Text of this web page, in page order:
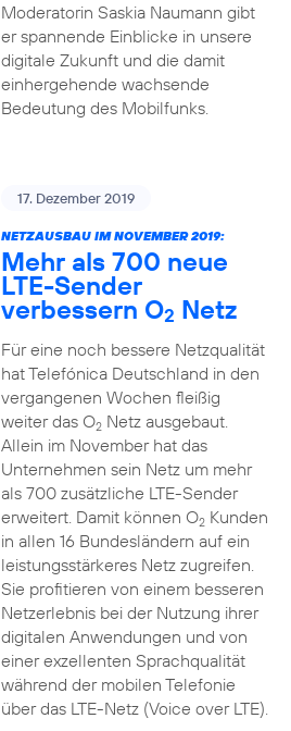
Moderatorin Saskia Naumann gibt
er spannende Einblicke in unsere
digitale Zukunft und die damit
einhergehende wachsende
Bedeutung des Mobilfunks.
17. Dezember 2019
NETZAUSBAU IM NOVEMBER 2019:
Mehr als 700 neue
LTE-Sender
verbessern O2 Netz
Für eine noch bessere Netzqualität
hat Telefónica Deutschland in den
vergangenen Wochen fleißig
weiter das O2Netz ausgebaut.
Allein im November hat das
Unternehmen sein Netz um mehr
als 700 zusätzliche LTE-Sender
erweitert. Damit können O2Kunden
in allen 16 Bundesländern auf ein
leistungsstärkeres Netz zugreifen.
Sie profitieren von einem besseren
Netzerlebnis bei der Nutzung ihrer
digitalen Anwendungen und von
einer exzellenten Sprachqualität
während der mobilen Telefonie
über das LTE-Netz (Voice over LTE).